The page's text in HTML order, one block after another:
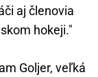
aj členovia
hokeji."
Goljer, veľká